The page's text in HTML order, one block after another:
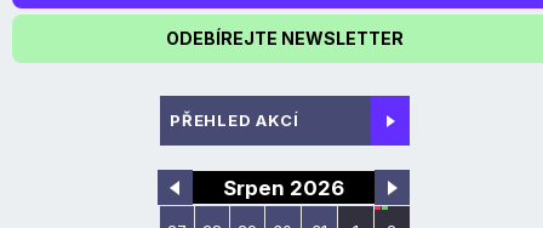
ODEBÍREJTE NEWSLETTER
PŘEHLED AKCÍ
Srpen 2026